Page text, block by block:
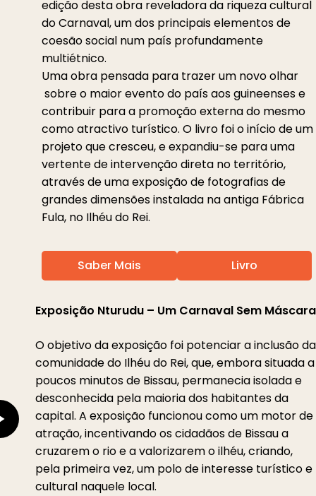
edição desta obra reveladora da riqueza cultural
do Carnaval, um dos principais elementos de
coesão social num país profundamente
multiétnico.
Uma obra pensada para trazer um novo olhar
sobre o maior evento do país aos guineenses e
contribuir para a promoção externa do mesmo
como atractivo turístico. O livro foi o início de um
projeto que cresceu, e expandiu-se para uma
vertente de intervenção direta no território,
através de uma exposição de fotografias de
grandes dimensões instalada na antiga Fábrica
Fula, no Ilhéu do Rei.
Saber Mais Livro
Exposição Nturudu – Um Carnaval Sem Máscara
O objetivo da exposição foi potenciar a inclusão da
comunidade do Ilhéu do Rei, que, embora situada a
poucos minutos de Bissau, permanecia isolada e
desconhecida pela maioria dos habitantes da
capital. A exposição funcionou como um motor de
atração, incentivando os cidadãos de Bissau a
cruzarem o rio e a valorizarem o ilhéu, criando,
pela primeira vez, um polo de interesse turístico e
cultural naquele local.